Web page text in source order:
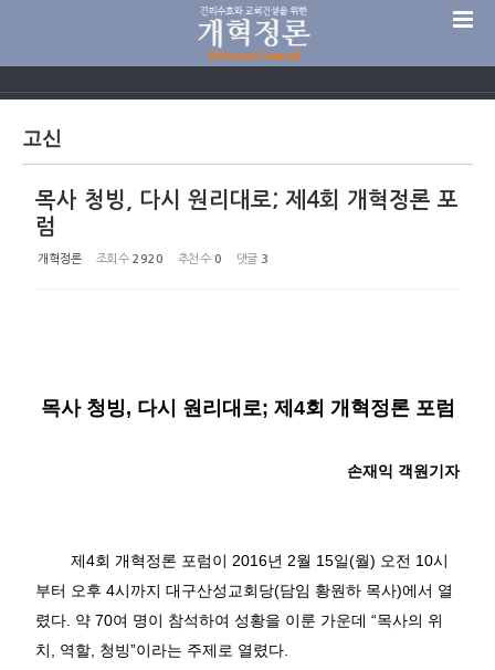
고신
목사 청빙, 다시 원리대로; 제4회 개혁정론 포
럼
개혁정론 조회 수 2920 추천 수 0 댓글 3
목사 청빙, 다시 원리대로; 제4회 개혁정론 포럼
손재익 객원기자
제4회 개혁정론 포럼이 2016년 2월 15일(월) 오전 10시
부터 오후 4시까지 대구산성교회당(담임 황원하 목사)에서 열
렸다 약 70여 명이 참석하여 성황을 이룬 가운데 “목사의 위
치
역할 청빙”이라는 주제로 열렸다
Sketchbook5, 스케치북5
Sketchbook5, 스케치북5